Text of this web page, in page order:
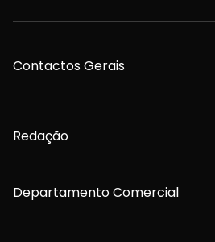
Contactos Gerais
Redação
Departamento Comercial